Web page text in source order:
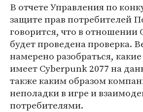
В отчете Управления по
защите прав потребителей
говорится, что в отношении
будет проведена проверка.
намерено разобраться,
имеет Cyberpunk 2077 на
также каким образом
неполадки в игре и
потребителями.